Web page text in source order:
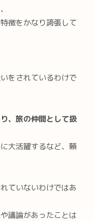
徴をかなり誇張して
をされているわけで
、旅の仲間として扱
大活躍するなど、頼
ていないわけではあ
議論があったことは